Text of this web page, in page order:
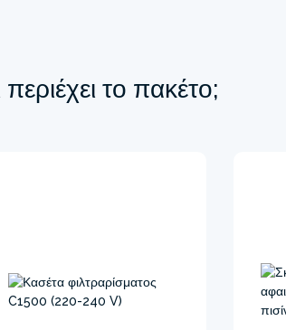
περιέχει το πακέτο;